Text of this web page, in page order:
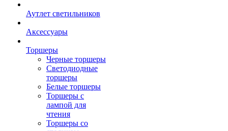
Аутлет светильников
Аксессуары
Торшеры
Черные торшеры
Светодиодные
торшеры
Белые торшеры
Торшеры с
лампой для
чтения
Торшеры со